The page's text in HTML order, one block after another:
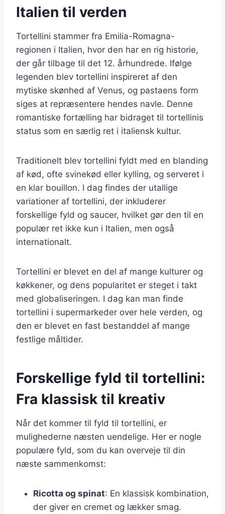
Italien til verden
Tortellini stammer fra Emilia-Romagna-
regionen i Italien, hvor den har en rig historie,
der går tilbage til det 12. århundrede. Ifølge
legenden blev tortellini inspireret af den
mytiske skønhed af Venus, og pastaens form
siges at repræsentere hendes navle. Denne
romantiske fortælling har bidraget til tortellinis
status som en særlig ret i italiensk kultur.
Traditionelt blev tortellini fyldt med en blanding
af kød, ofte svinekød eller kylling, og serveret i
en klar bouillon. I dag findes der utallige
variationer af tortellini, der inkluderer
forskellige fyld og saucer, hvilket gør den til en
populær ret ikke kun i Italien, men også
internationalt.
Tortellini er blevet en del af mange kulturer og
køkkener, og dens popularitet er steget i takt
med globaliseringen. I dag kan man finde
tortellini i supermarkeder over hele verden, og
den er blevet en fast bestanddel af mange
festlige måltider.
Forskellige fyld til tortellini:
Fra klassisk til kreativ
Når det kommer til fyld til tortellini, er
mulighederne næsten uendelige. Her er nogle
populære fyld, som du kan overveje til din
næste sammenkomst:
Ricotta og spinat: En klassisk kombination,
der giver en cremet og lækker smag.